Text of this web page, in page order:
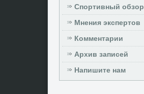
Спортивный обзор
Мнения экспертов
Комментарии
Архив записей
Напишите нам